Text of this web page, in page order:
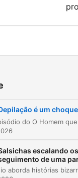
O
pada bab untuk
Quem rapa a
é um
escalando
de uma